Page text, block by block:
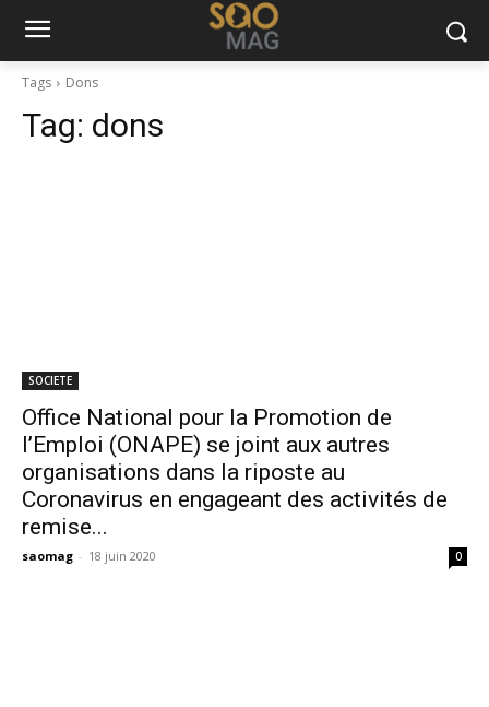
Tags Dons
Tag: dons
SOCIETE
Office National pour la Promotion de
l’Emploi (ONAPE) se joint aux autres
organisations dans la riposte au
Coronavirus en engageant des activités de
remise...
saomag - 18 juin 2020 0